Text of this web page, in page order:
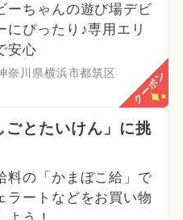
ーちゃんの遊び場デビ
にぴったり♪専用エリ
安心
奈川県横浜市都筑区 クーポン
ごとたいけん」に挑
料の「かまぼこ給」で
ラートなどをお買い物